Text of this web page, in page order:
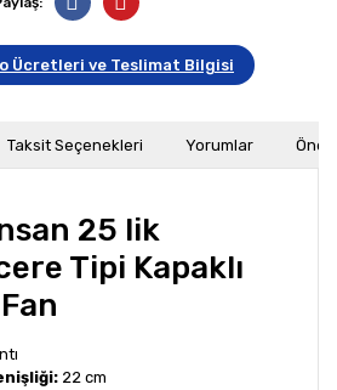
Ücretleri ve Teslimat Bilgisi
Taksit Seçenekleri Yorumlar
25 lik
Tipi Kapaklı
22 cm